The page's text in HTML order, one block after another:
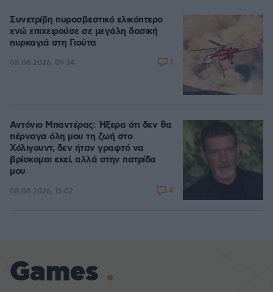
Συνετρίβη πυροσβεστικό ελικόπτερο
ενώ επιχειρούσε σε μεγάλη δασική
πυρκαγιά στη Γιούτα
08.08.2026, 09:34 1
Αντόνιο Μπαντέρας: Ήξερα ότι δεν θα
πέρναγα όλη μου τη ζωή στο
Χόλιγουντ, δεν ήταν γραφτό να
βρίσκομαι εκεί, αλλά στην πατρίδα
μου
08.08.2026, 15:02 4
Games